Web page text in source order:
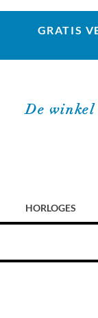
GRATIS
De winkel
HORLOGES